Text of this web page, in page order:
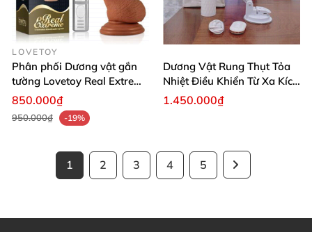
LOVETOY
Phân phối Dương vật gắn
tường Lovetoy Real Extreme
7.0 inch
850.000₫
950.000₫ -19%
Dương Vật Rung Thụt Tỏa
Nhiệt Điều Khiển Từ Xa Kích
Thích
1.450.000₫
1 2 3 4 5